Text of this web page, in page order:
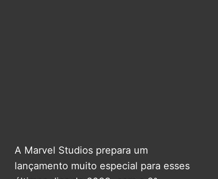
A Marvel Studios prepara um
lançamento muito especial para esses